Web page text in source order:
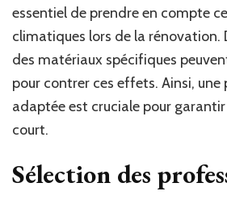
essentiel de prendre en compte
climatiques lors de la rénovation.
des matériaux spécifiques
pour contrer ces effets. Ainsi,
adaptée est cruciale pour
court.
Sélection des